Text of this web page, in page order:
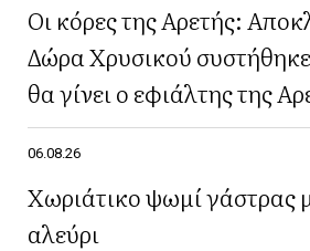
Οι κόρες της Αρετής: Αποκλειστικό-Η
Δώρα Χρυσικού
θα γίνει ο εφιάλτης της
06.08.26
Χωριάτικο ψωμί γάστρας
αλεύρι